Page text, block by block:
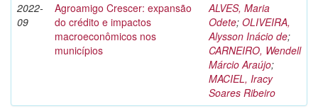
2022-
09
Agroamigo Crescer: expansão
do crédito e impactos
macroeconômicos nos
municípios
ALVES, Maria
Odete; OLIVEIRA,
Alysson Inácio de;
CARNEIRO, Wendell
Márcio Araújo;
MACIEL, Iracy
Soares Ribeiro